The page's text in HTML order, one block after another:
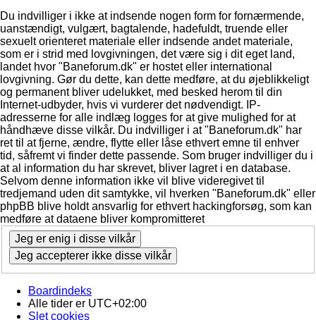
Du indvilliger i ikke at indsende nogen form for fornærmende,
uanstændigt, vulgært, bagtalende, hadefuldt, truende eller
sexuelt orienteret materiale eller indsende andet materiale,
som er i strid med lovgivningen, det være sig i dit eget land,
landet hvor "Baneforum.dk" er hostet eller international
lovgivning. Gør du dette, kan dette medføre, at du øjeblikkeligt
og permanent bliver udelukket, med besked herom til din
Internet-udbyder, hvis vi vurderer det nødvendigt. IP-
adresserne for alle indlæg logges for at give mulighed for at
håndhæve disse vilkår. Du indvilliger i at "Baneforum.dk" har
ret til at fjerne, ændre, flytte eller låse ethvert emne til enhver
tid, såfremt vi finder dette passende. Som bruger indvilliger du i
at al information du har skrevet, bliver lagret i en database.
Selvom denne information ikke vil blive videregivet til
tredjemand uden dit samtykke, vil hverken "Baneforum.dk" eller
phpBB blive holdt ansvarlig for ethvert hackingforsøg, som kan
medføre at dataene bliver kompromitteret
Boardindeks
Alle tider er UTC+02:00
Slet cookies